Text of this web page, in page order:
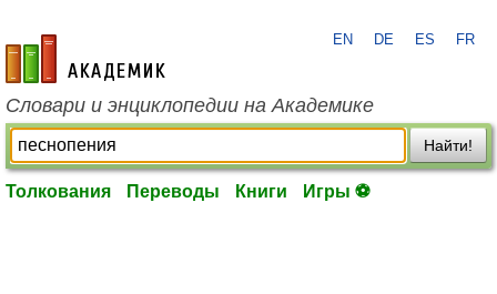
academic.ru
EN DE ES FR
Словари и энциклопедии на Академике
Найти!
Толкования Переводы Книги Игры ⚽